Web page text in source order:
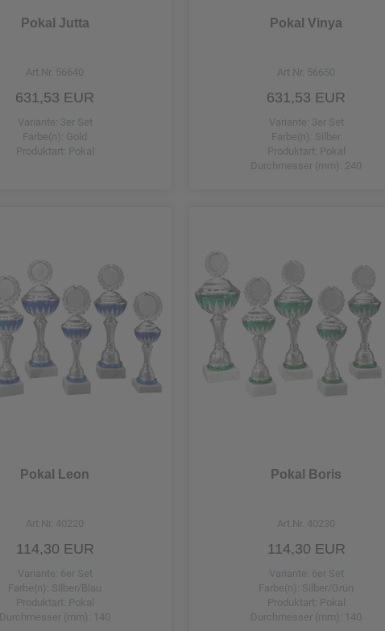
Gold/Weiss
Rot/Gold
Silber
Silber/Gelb
Silber/Gold
Silber/Grün
Silber/Orange
Silber/Schwarz
Pokal Jutta
Art.Nr. 56640
631,53 EUR
Variante: 3er Set
Farbe(n): Gold
Produktart: Pokal
Pokal Vinya
Art.Nr. 56650
631,53 EUR
Variante: 3er Set
Farbe(n): Silber
Produktart: Pokal
Durchmesser (mm): 240
Pokal Leon
Art.Nr. 40220
114,30 EUR
Variante: 6er Set
Farbe(n): Silber/Blau
Produktart: Pokal
Durchmesser (mm): 140
Pokal Boris
Art.Nr. 40230
114,30 EUR
Variante: 6er Set
Farbe(n): Silber/Grün
Produktart: Pokal
Durchmesser (mm): 140